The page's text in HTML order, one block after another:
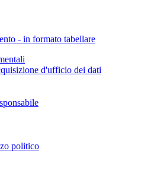
- in formato tabellare
d'ufficio dei dati
politico